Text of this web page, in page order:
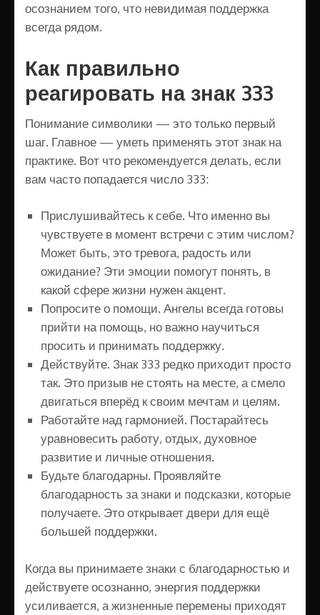
осознанием того, что невидимая поддержка
всегда рядом.
Как правильно
реагировать на знак 333
Понимание символики — это только первый
шаг. Главное — уметь применять этот знак на
практике. Вот что рекомендуется делать, если
вам часто попадается число 333:
Прислушивайтесь к себе. Что именно вы
чувствуете в момент встречи с этим числом?
Может быть, это тревога, радость или
ожидание? Эти эмоции помогут понять, в
какой сфере жизни нужен акцент.
Попросите о помощи. Ангелы всегда готовы
прийти на помощь, но важно научиться
просить и принимать поддержку.
Действуйте. Знак 333 редко приходит просто
так. Это призыв не стоять на месте, а смело
двигаться вперёд к своим мечтам и целям.
Работайте над гармонией. Постарайтесь
уравновесить работу, отдых, духовное
развитие и личные отношения.
Будьте благодарны. Проявляйте
благодарность за знаки и подсказки, которые
получаете. Это открывает двери для ещё
большей поддержки.
Когда вы принимаете знаки с благодарностью и
действуете осознанно, энергия поддержки
усиливается, а жизненные перемены приходят